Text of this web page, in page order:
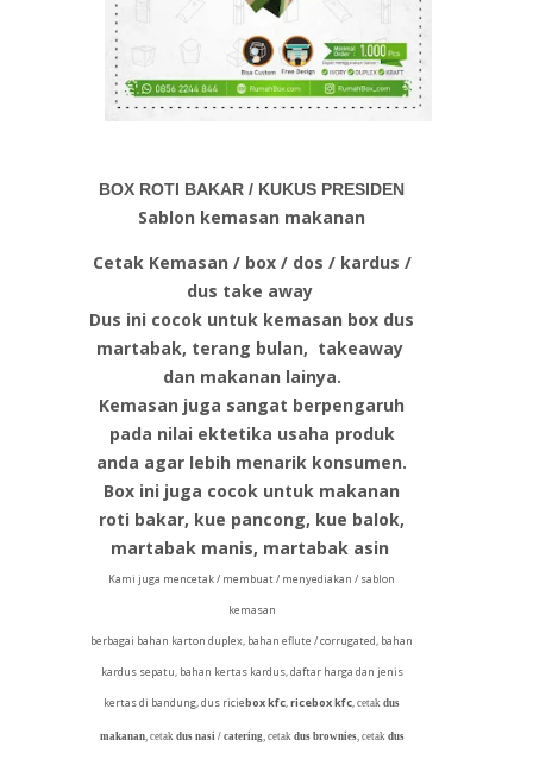
BOX ROTI BAKAR / KUKUS PRESIDEN
Sablon kemasan makanan
Cetak Kemasan / box / dos / kardus /
dus take away
Dus ini cocok untuk kemasan box dus
martabak, terang bulan, takeaway
dan makanan lainya.
Kemasan juga sangat berpengaruh
pada nilai ektetika usaha produk
anda agar lebih menarik konsumen.
Box ini juga cocok untuk makanan
roti bakar, kue pancong, kue balok,
martabak manis, martabak asin
Kami juga mencetak / membuat / menyediakan / sablon
kemasan
berbagai bahan karton duplex, bahan eflute / corrugated, bahan
kardus sepatu, bahan kertas kardus, daftar harga dan jenis
kertas di bandung, dus riciebox kfc,ricebox kfc, cetak dus
makanan, cetak dus nasi / catering, cetak dus brownies, cetak dus